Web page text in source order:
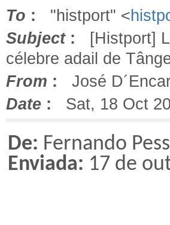
To : "histport" <
Subject: [Histport]
célebre adail de
From : José
Date : Sat, 18 Oct
De: Fernando
Enviada: 17 de